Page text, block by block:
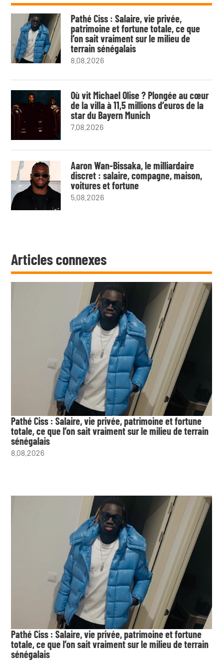
Pathé Ciss : Salaire, vie privée,
patrimoine et fortune totale, ce que
l’on sait vraiment sur le milieu de
terrain sénégalais
8.08.2026
Où vit Michael Olise ? Plongée au cœur
de la villa à 11,5 millions d’euros de la
star du Bayern Munich
7.08.2026
Aaron Wan-Bissaka, le milliardaire
discret : salaire, compagne, maison,
voitures et fortune
5.08.2026
Articles connexes
Pathé Ciss : Salaire, vie privée, patrimoine et fortune
totale, ce que l’on sait vraiment sur le milieu de terrain
sénégalais
8.08.2026
Pathé Ciss : Salaire, vie privée, patrimoine et fortune
totale, ce que l’on sait vraiment sur le milieu de terrain
sénégalais